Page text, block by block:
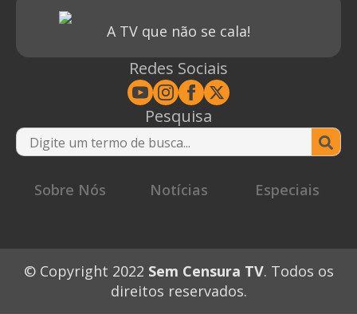
A TV que não se cala!
Redes Sociais
Pesquisa
Sobre Nós
Notícias Especiais
© Copyright 2022 Sem Censura TV. Todos os
direitos reservados.